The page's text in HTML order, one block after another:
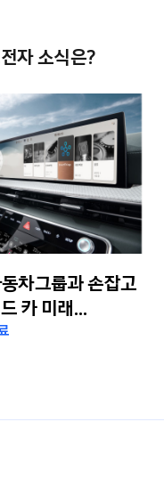
자 소식은?
차그룹과 손잡고
카 미래